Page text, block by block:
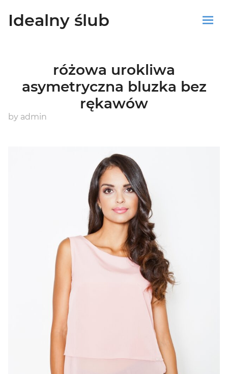
Idealny ślub
różowa urokliwa
asymetryczna bluzka bez
rękawów
by admin